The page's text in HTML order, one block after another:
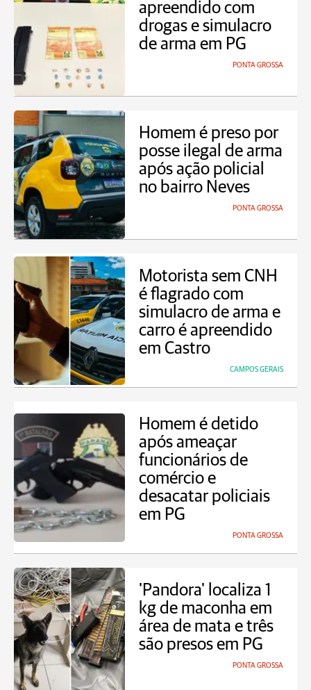
apreendido com
drogas e simulacro
de arma em PG
PONTA GROSSA
Homem é preso por
posse ilegal de arma
após ação policial
no bairro Neves
PONTA GROSSA
Motorista sem CNH
é flagrado com
simulacro de arma e
carro é apreendido
em Castro
CAMPOS GERAIS
Homem é detido
após ameaçar
funcionários de
comércio e
desacatar policiais
em PG
PONTA GROSSA
'Pandora' localiza 1
kg de maconha em
área de mata e três
são presos em PG
PONTA GROSSA